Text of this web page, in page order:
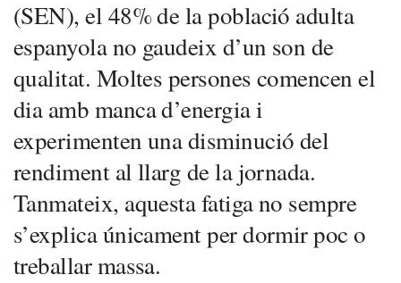
(SEN), el 48% de la població adulta
espanyola no gaudeix d’un son de
qualitat. Moltes persones comencen el
dia amb manca d’energia i
experimenten una disminució del
rendiment al llarg de la jornada.
Tanmateix, aquesta fatiga no sempre
s’explica únicament per dormir poc o
treballar massa.